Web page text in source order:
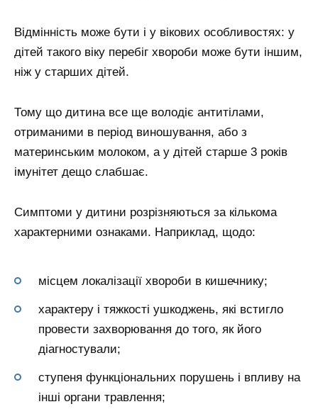
Відмінність може бути і у вікових особливостях: у
дітей такого віку перебіг хвороби може бути іншим,
ніж у старших дітей.
Тому що дитина все ще володіє антитілами,
отриманими в період виношування, або з
материнським молоком, а у дітей старше 3 років
імунітет дещо слабшає.
Симптоми у дитини розрізняються за кількома
характерними ознаками. Наприклад, щодо:
місцем локалізації хвороби в кишечнику;
характеру і тяжкості ушкоджень, які встигло
провести захворювання до того, як його
діагностували;
ступеня функціональних порушень і впливу на
інші органи травлення;